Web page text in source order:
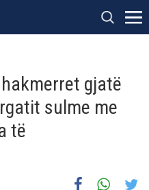
gjatë
sulme me
të